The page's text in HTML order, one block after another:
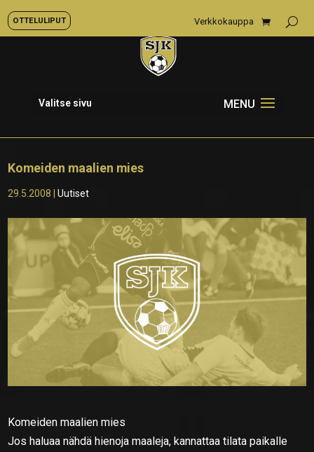
OTTELULIPUT Verkkokauppa
Valitse sivu
Komeiden maalien mies
29.5.2008 |Uutiset
Komeiden maalien mies
Jos haluaa nähdä hienoja maaleja, kannattaa tilata paikalle